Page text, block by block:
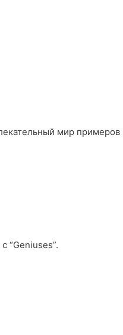
мир примеров
“Geniuses”.